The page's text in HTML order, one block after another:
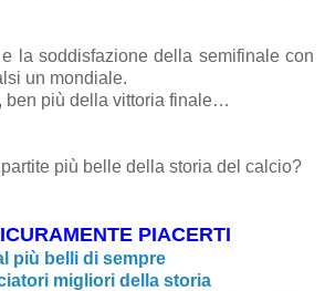
la soddisfazione della semifinale con
un mondiale.
ben più della vittoria finale…
più belle della storia del calcio?
PIACERTI
più belli di sempre
migliori della storia